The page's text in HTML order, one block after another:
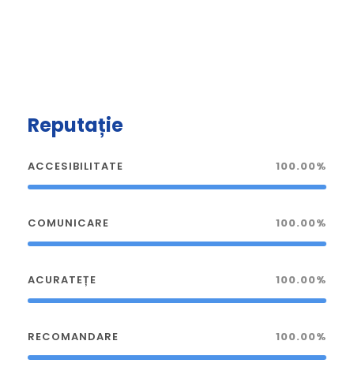
Reputație
ACCESIBILITATE 100.00%
COMUNICARE 100.00%
ACURATEȚE 100.00%
RECOMANDARE 100.00%